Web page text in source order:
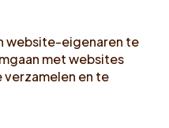
website-eigenaren te
met websites
en te